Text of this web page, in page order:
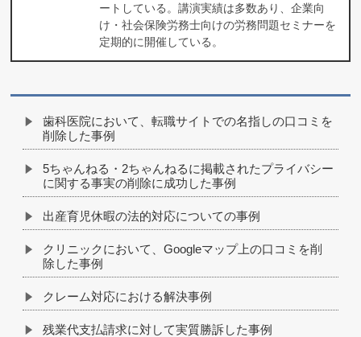
ートしている。講演実績は多数あり、企業向
け・社会保険労務士向けの労務問題セミナーを
定期的に開催している。
歯科医院において、転職サイトでの名指しの口コミを
削除した事例
5ちゃんねる・2ちゃんねるに掲載されたプライバシー
に関する事実の削除に成功した事例
出産育児休暇の法的対応についての事例
クリニックにおいて、Googleマップ上の口コミを削
除した事例
クレーム対応における解決事例
残業代支払請求に対して実質勝訴した事例